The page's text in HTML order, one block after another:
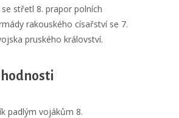
se střetl 8. prapor polních
rakouského císařství se 7.
pruského království.
padlým vojákům 8.